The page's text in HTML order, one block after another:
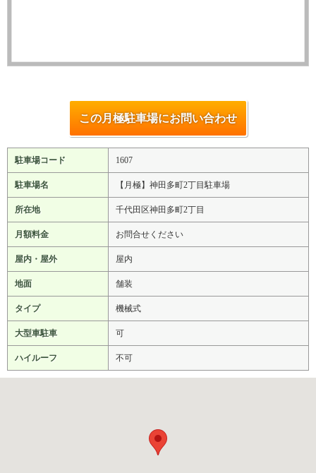
この月極駐車場にお問い合わせ
駐車場コード 1607
駐車場名 【月極】神田多町2丁目駐車場
所在地 千代田区神田多町2丁目
月額料金 お問合せください
屋内・屋外 屋内
地面 舗装
タイプ 機械式
大型車駐車 可
ハイルーフ 不可